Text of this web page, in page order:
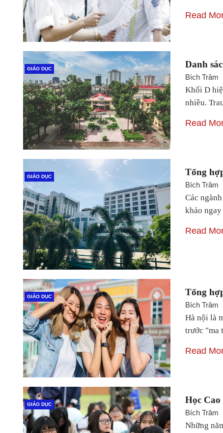
Read
GIÁO DỤC Danh
Bích Trâm
Khối D
nhiều.
Read
GIÁO DỤC Tổng
Bích Trâm
Các
khảo
Read
GIÁO DỤC Tổng
Bích Trâm
Hà nội là
trước "ma
Read
GIÁO DỤC Học
Bích Trâm
Những